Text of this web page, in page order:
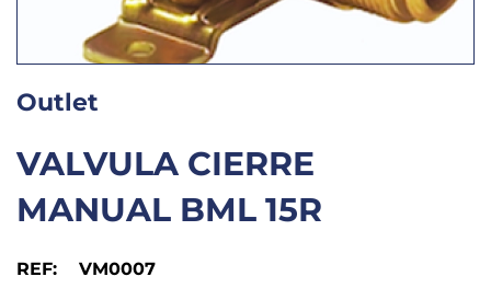
Outlet
VALVULA CIERRE
MANUAL BML 15R
REF: VM0007